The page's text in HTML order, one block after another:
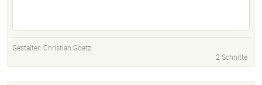
Gestalter: Christian Goetz
2 Schnitte